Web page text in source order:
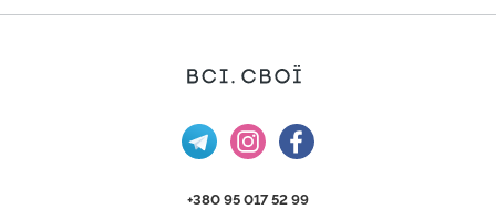
+380 95 017 52 99